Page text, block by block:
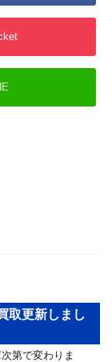
取更新しまし
第で変わりま